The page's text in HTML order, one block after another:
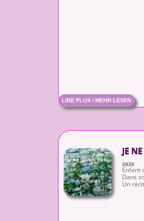
LIRE PLUS / MEHR LESEN
JE
2020
Enfant
Dans
Un